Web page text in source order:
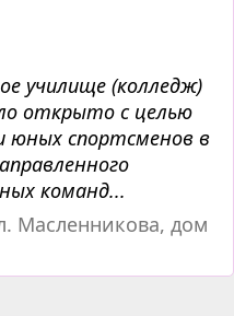
училище (колледж)
открыто с целью
юных спортсменов в
команд...
Масленникова, дом